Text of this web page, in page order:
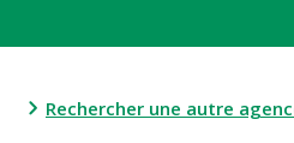
Rechercher une autre